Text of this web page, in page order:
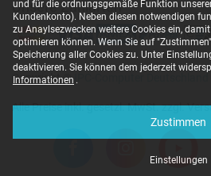
und für die ordnungsgemäße Funktion
Kundenkonto). Neben diesen notwendigen
zu Anaylsezwecken weitere Cookies ein,
optimieren können. Wenn Sie auf
Speicherung aller Cookies zu. Unter
deaktivieren. Sie können dem jederzeit
Informationen .
Zustimmen
Einstellungen
Unsere Zahlarten
Copyright ©
Alle Preise inkl. gesetzl. MwSt. zzgl.